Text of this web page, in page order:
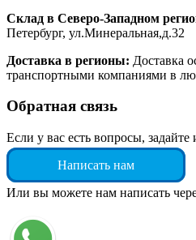
Склад в Северо-Западном
Петербург, ул.Минеральная,д.32
Доставка в регионы: Доставка
транспортными компаниями в
Обратная связь
Если у вас есть вопросы,
Написать нам
Или вы можете нам написать